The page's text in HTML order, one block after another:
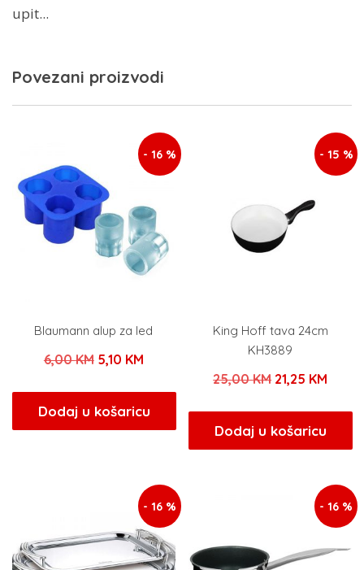
upit...
Povezani proizvodi
- 16 %
Blaumann alup za led
6,00KM Izvorna
bila
je:
5,10 KMTrenutna
je:
5,10 KM.
Dodaj u košaricu
- 15 %
King Hoff tava 24cm
KH3889
25,00KM Izvorna
bila
je:
21,25 KM
21,25
Dodaj u košaricu
- 16 % - 16 %